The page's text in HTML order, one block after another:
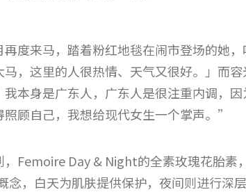
度来马，踏着粉红地毯在闹市登场的她
马，这里的人很热情、天气又很好。」而
本身是广东人，广东人是很注重内调，
顾自己，我想给现代女生一个掌声。”
，Femoire Day & Night的全素玫瑰花胎
，白天为肌肤提供保护，夜间则进行深